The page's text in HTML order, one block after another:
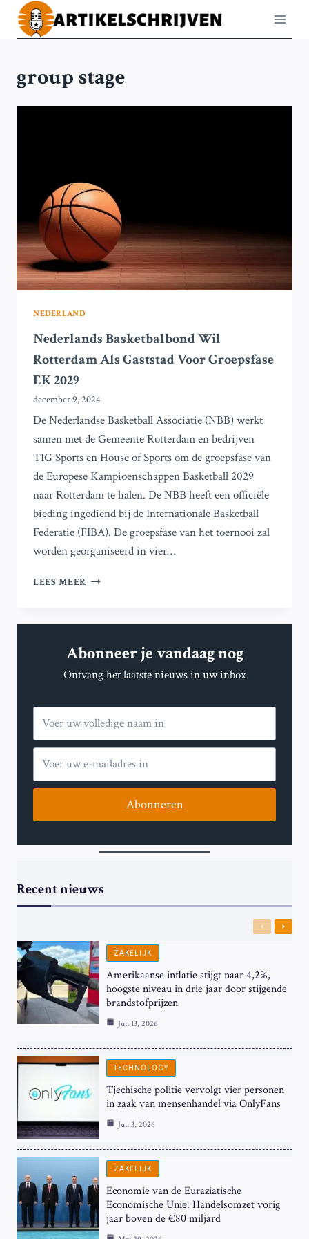
Doorgaan
naar
group stage
NEDERLAND
Nederlands Basketbalbond Wil
Rotterdam Als Gaststad Voor Groepsfase
EK 2029
december 9, 2024
De Nederlandse Basketball Associatie (NBB) werkt
samen met de Gemeente Rotterdam en bedrijven
TIG Sports en House of Sports om de groepsfase van
de Europese Kampioenschappen Basketball 2029
naar Rotterdam te halen. De NBB heeft een officiële
bieding ingediend bij de Internationale Basketball
Federatie (FIBA). De groepsfase van het toernooi zal
worden georganiseerd in vier…
LEES MEER NEDERLANDS
ROTTERDAM
GASTSTAD
GROEPSFASE
2029
Abonneer je vandaag nog
Ontvang het laatste nieuws in uw inbox
Abonneren
Recent nieuws
Previous
Next
ZAKELIJK
Amerikaanse inflatie stijgt naar 4,2%,
hoogste niveau in drie jaar door stijgende
brandstofprijzen
Jun 13, 2026
TECHNOLOGY
Tjechische politie vervolgt vier personen
in zaak van mensenhandel via OnlyFans
Jun 3, 2026
ZAKELIJK
Economie van de Euraziatische
Economische Unie: Handelsomzet vorig
jaar boven de €80 miljard